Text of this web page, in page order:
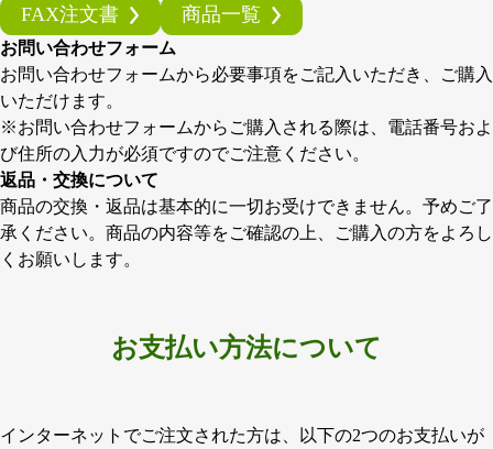
ジ
か
ら
選
択
で
き
ま
す
FAX注文書 商品一覧
お問い合わせフォーム
お問い合わせフォームから必要事項をご記入いただき、ご購入
いただけます。
※お問い合わせフォームからご購入される際は、電話番号およ
び住所の入力が必須ですのでご注意ください。
返品・交換について
商品の交換・返品は基本的に一切お受けできません。予めご了
承ください。商品の内容等をご確認の上、ご購入の方をよろし
くお願いします。
お支払い方法について
インターネットでご注文された方は、以下の2つのお支払いが